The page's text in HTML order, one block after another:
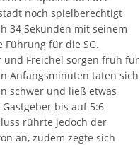
noch spielberechtigt
34 Sekunden mit seinem
für die SG.
und Freichel sorgen früh für
Anfangsminuten taten sich
schwer und ließ etwas
bis auf 5:6
rührte jedoch der
an, zudem zegte sich